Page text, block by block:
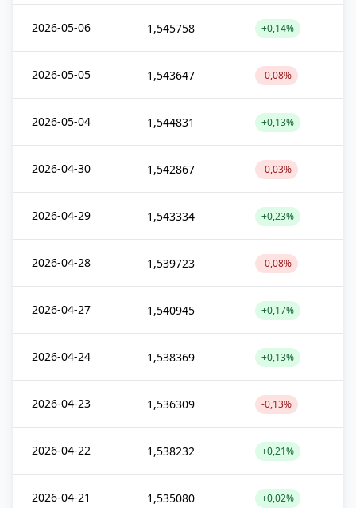
2026-05-06 1,545758 +0,14%
2026-05-05 1,543647 -0,08%
2026-05-04 1,544831 +0,13%
2026-04-30 1,542867 -0,03%
2026-04-29 1,543334 +0,23%
2026-04-28 1,539723 -0,08%
2026-04-27 1,540945 +0,17%
2026-04-24 1,538369 +0,13%
2026-04-23 1,536309 -0,13%
2026-04-22 1,538232 +0,21%
2026-04-21 1,535080 +0,02%